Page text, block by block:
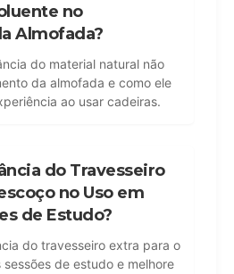
no
Almofada?
do material natural não
da almofada e como ele
ao usar cadeiras.
do Travesseiro
no Uso em
de Estudo?
do travesseiro extra para o
de estudo e melhore